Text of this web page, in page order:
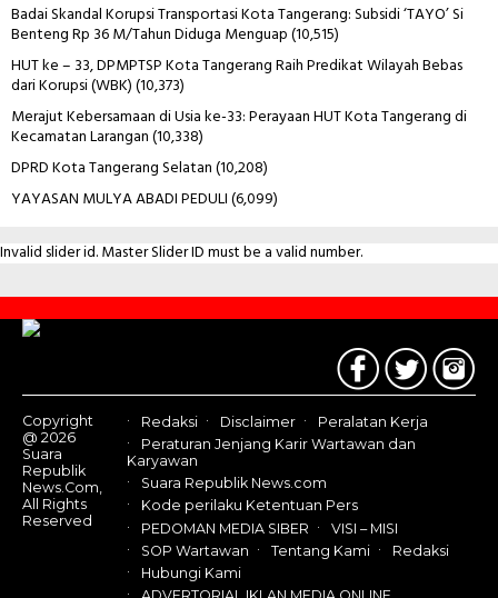
Badai Skandal Korupsi Transportasi Kota Tangerang: Subsidi ‘TAYO’ Si
Benteng Rp 36 M/Tahun Diduga Menguap(10,515)
HUT ke – 33, DPMPTSP Kota Tangerang Raih Predikat Wilayah Bebas
dari Korupsi (WBK)(10,373)
Merajut Kebersamaan di Usia ke-33: Perayaan HUT Kota Tangerang di
Kecamatan Larangan(10,338)
DPRD Kota Tangerang Selatan(10,208)
YAYASAN MULYA ABADI PEDULI(6,099)
Invalid slider id. Master Slider ID must be a valid number.
Contact
Us
Copyright
@ 2026
Suara
Republik
News.Com,
All Rights
Reserved
Redaksi Disclaimer
Peralatan Kerja
Peraturan Jenjang Karir Wartawan dan
Karyawan
Suara Republik News.com
Kode perilaku Ketentuan Pers
PEDOMAN MEDIA SIBER
VISI – MISI
SOP Wartawan
Tentang Kami
Redaksi
Hubungi Kami